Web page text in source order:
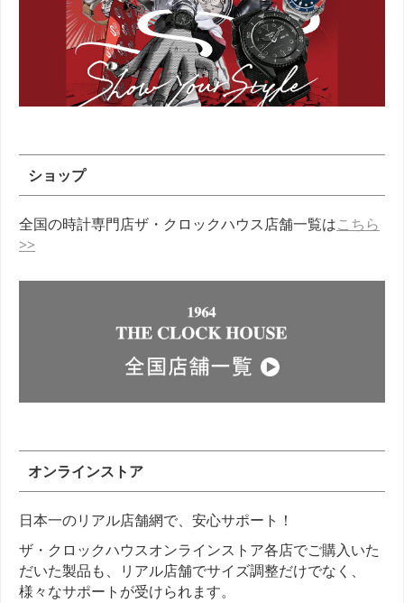
ショップ
全国の時計専門店ザ・クロックハウス店舗一覧はこちら
>>
オンラインストア
日本一のリアル店舗網で、安心サポート！
ザ・クロックハウスオンラインストア各店でご購入いた
だいた製品も、リアル店舗でサイズ調整だけでなく、
様々なサポートが受けられます。